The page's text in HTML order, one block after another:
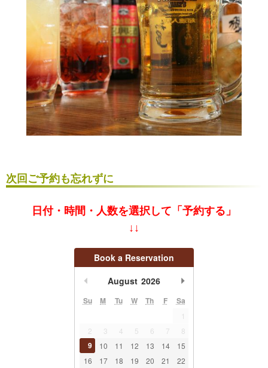
次回ご予約も忘れずに
日付・時間・人数を選択して「予約する」
↓↓
Book a Reservation
August 2026
undefined
Su M Tu W Th F Sa
1
2
3 4 5 6 7 8
9 10 11 12 13 14
15
16
17 18 19 20 21 22